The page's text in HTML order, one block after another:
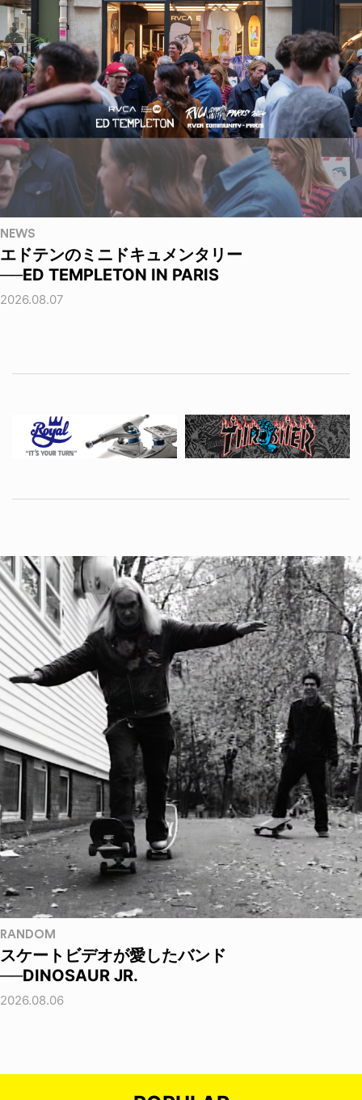
NEWS
エドテンのミニドキュメンタリー
──ED TEMPLETON IN PARIS
2026.08.07
RANDOM
スケートビデオが愛したバンド
──DINOSAUR JR.
2026.08.06